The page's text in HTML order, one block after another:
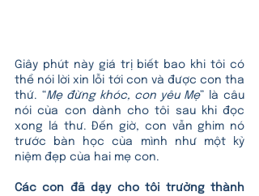
Giây phút này giá trị biết bao khi tôi có
thể nói lời xin lỗi tới con và được con tha
thứ. “Mẹ đừng khóc, con yêu Mẹ” là câu
nói của con dành cho tôi sau khi đọc
xong lá thư. Đến giờ, con vẫn ghim nó
trước bàn học của mình như một kỷ
niệm đẹp của hai mẹ con.
Các con đã dạy cho tôi trưởng thành